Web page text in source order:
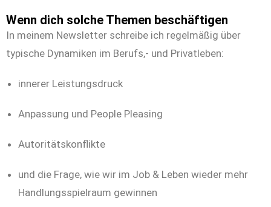
Wenn dich solche Themen beschäftigen
In meinem Newsletter schreibe ich regelmäßig über
typische Dynamiken im Berufs,- und Privatleben:
innerer Leistungsdruck
Anpassung und People Pleasing
Autoritätskonflikte
und die Frage, wie wir im Job & Leben wieder mehr
Handlungsspielraum gewinnen